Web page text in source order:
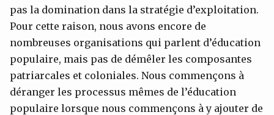
pas la domination dans la stratégie d’exploitation.
Pour cette raison, nous avons encore de
nombreuses organisations qui parlent d’éducation
populaire, mais pas de démêler les composantes
patriarcales et coloniales. Nous commençons à
déranger les processus mêmes de l’éducation
populaire lorsque nous commençons à y ajouter de